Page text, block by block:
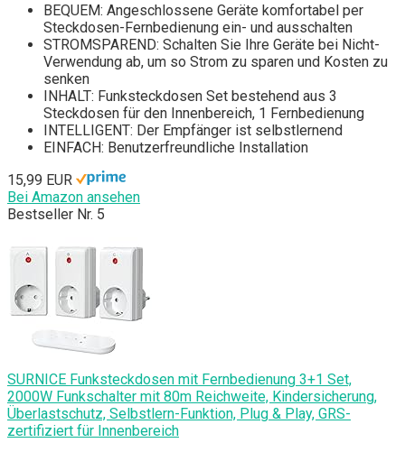
BEQUEM: Angeschlossene Geräte komfortabel per
Steckdosen-Fernbedienung ein- und ausschalten
STROMSPAREND: Schalten Sie Ihre Geräte bei Nicht-
Verwendung ab, um so Strom zu sparen und Kosten zu
senken
INHALT: Funksteckdosen Set bestehend aus 3
Steckdosen für den Innenbereich, 1 Fernbedienung
INTELLIGENT: Der Empfänger ist selbstlernend
EINFACH: Benutzerfreundliche Installation
15,99 EUR
Bei Amazon ansehen
Bestseller Nr. 5
SURNICE Funksteckdosen mit Fernbedienung 3+1 Set,
2000W Funkschalter mit 80m Reichweite, Kindersicherung,
Überlastschutz, Selbstlern-Funktion, Plug & Play, GRS-
zertifiziert für Innenbereich